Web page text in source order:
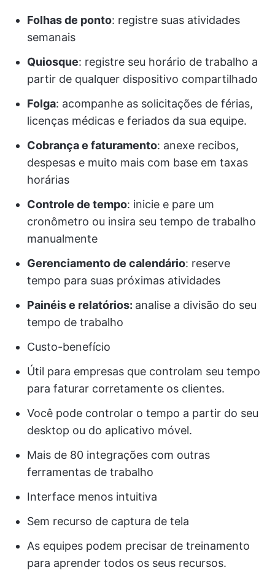
Folhas de ponto: registre suas atividades
semanais
Quiosque: registre seu horário de trabalho a
partir de qualquer dispositivo compartilhado
Folga: acompanhe as solicitações de férias,
licenças médicas e feriados da sua equipe.
Cobrança e faturamento: anexe recibos,
despesas e muito mais com base em taxas
horárias
Controle de tempo: inicie e pare um
cronômetro ou insira seu tempo de trabalho
manualmente
Gerenciamento de calendário: reserve
tempo para suas próximas atividades
Painéis e relatórios: analise a divisão do seu
tempo de trabalho
Custo-benefício
Útil para empresas que controlam seu tempo
para faturar corretamente os clientes.
Você pode controlar o tempo a partir do seu
desktop ou do aplicativo móvel.
Mais de 80 integrações com outras
ferramentas de trabalho
Interface menos intuitiva
Sem recurso de captura de tela
As equipes podem precisar de treinamento
para aprender todos os seus recursos.